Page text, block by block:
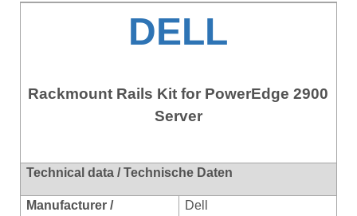
DELL
Rackmount Rails Kit for PowerEdge 2900
Server
Technical data / Technische Daten
Manufacturer /
Dell